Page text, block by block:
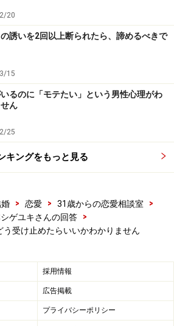
に満足していれば、鎧で勝負する必
んなエリートでも、自信が
は存在する
の人すごいよね。エリートコース
じゃん。しかも超イケメンだし」
性であっても、自分に自信が持て
るのは、彼らが「鎧を強化しないと
という前提で生きてきたからなんで
うと、内面と向き合って磨くこと
、鎧ばかりが強化され、実は肝心
していないんですね。「お金もあ
20
誘いを2回以上断られたら、諦めるべきで
15
るのに「モテたい」という男性心理がわ
ん
25
キングをもっと見る
> 恋愛 > 31歳からの恋愛相談室
>
ゲユキさんの回答
>
う受け止めたらいいかわかりません
採用情報
広告掲載
プライバシーポリシー